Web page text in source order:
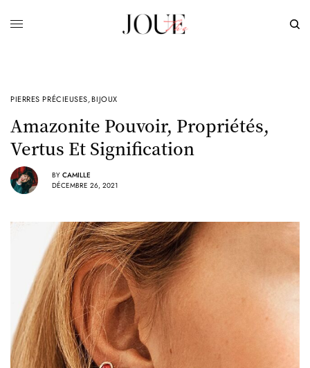
PIERRES PRÉCIEUSES,BIJOUX
Amazonite Pouvoir, Propriétés,
Vertus Et Signification
BY CAMILLE
DÉCEMBRE 26, 2021